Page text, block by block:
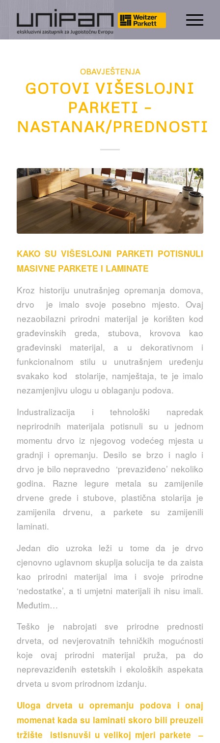
OBAVJEŠTENJA
GOTOVI VIŠESLOJNI
PARKETI –
NASTANAK/PREDNOSTI
KAKO SU VIŠESLOJNI PARKETI POTISNULI
MASIVNE PARKETE I LAMINATE
Kroz historiju unutrašnjeg opremanja domova,
drvo je imalo svoje posebno mjesto. Ovaj
nezaobilazni prirodni materijal je korišten kod
građevinskih greda, stubova, krovova kao
građevinski materijal, a u dekorativnom i
funkcionalnom stilu u unutrašnjem uređenju
svakako kod stolarije, namještaja, te je imalo
nezamjenjivu ulogu u oblaganju podova.
Industralizacija i tehnološki napredak
neprirodnih materijala potisnuli su u jednom
momentu drvo iz njegovog vodećeg mjesta u
gradnji i opremanju. Desilo se brzo i naglo i
drvo je bilo nepravedno ‘prevaziđeno’ nekoliko
godina. Razne legure metala su zamijenile
drvene grede i stubove, plastična stolarija je
zamijenila drvenu, a parkete su zamijenili
laminati.
Jedan dio uzroka leži u tome da je drvo
cjenovno uglavnom skuplja solucija te da zaista
kao prirodni materijal ima i svoje prirodne
‘nedostatke’, a ti umjetni materijali ih nisu imali.
Međutim…
Teško je nabrojati sve prirodne prednosti
drveta, od nevjerovatnih tehničkih mogućnosti
koje ovaj prirodni materijal pruža, pa do
neprevaziđenih estetskih i ekoloških aspekata
drveta u svom prirodnom izdanju.
Uloga drveta u opremanju podova i onaj
momenat kada su laminati skoro bili preuzeli
tržište istisnuvši u velikoj mjeri parkete –